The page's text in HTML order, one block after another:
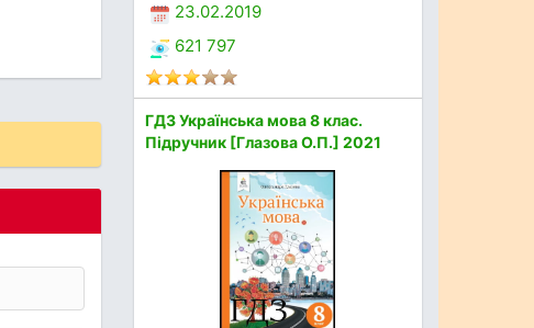
23.02.2019
621 797
ГДЗ Українська мова 8 клас.
Підручник [Глазова О.П.] 2021